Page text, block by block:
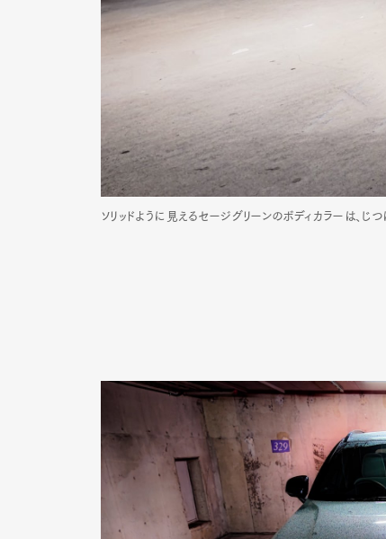
ソリッドように見えるセージグリーンのボディカラーは、じ